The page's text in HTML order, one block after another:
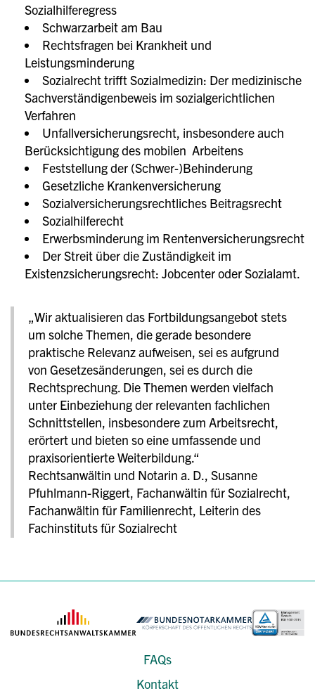
Sozialhilferegress
Schwarzarbeit am Bau
Rechtsfragen bei Krankheit und
Leistungsminderung
Sozialrecht trifft Sozialmedizin: Der medizinische
Sachverständigenbeweis im sozialgerichtlichen
Verfahren
Unfallversicherungsrecht, insbesondere auch
Berücksichtigung des mobilen Arbeitens
Feststellung der (Schwer-)Behinderung
Gesetzliche Krankenversicherung
Sozialversicherungsrechtliches Beitragsrecht
Sozialhilferecht
Erwerbsminderung im Rentenversicherungsrecht
Der Streit über die Zuständigkeit im
Existenzsicherungsrecht: Jobcenter oder Sozialamt.
„Wir aktualisieren das Fortbildungsangebot stets
um solche Themen, die gerade besondere
praktische Relevanz aufweisen, sei es aufgrund
von Gesetzesänderungen, sei es durch die
Rechtsprechung. Die Themen werden vielfach
unter Einbeziehung der relevanten fachlichen
Schnittstellen, insbesondere zum Arbeitsrecht,
erörtert und bieten so eine umfassende und
praxisorientierte Weiterbildung.“
Rechtsanwältin und Notarin a. D., Susanne
Pfuhlmann-Riggert, Fachanwältin für Sozialrecht,
Fachanwältin für Familienrecht, Leiterin des
Fachinstituts für Sozialrecht
FAQs
Kontakt